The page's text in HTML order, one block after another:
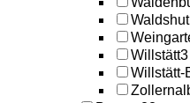
Waldshut
Willstätt3
Willstätt-